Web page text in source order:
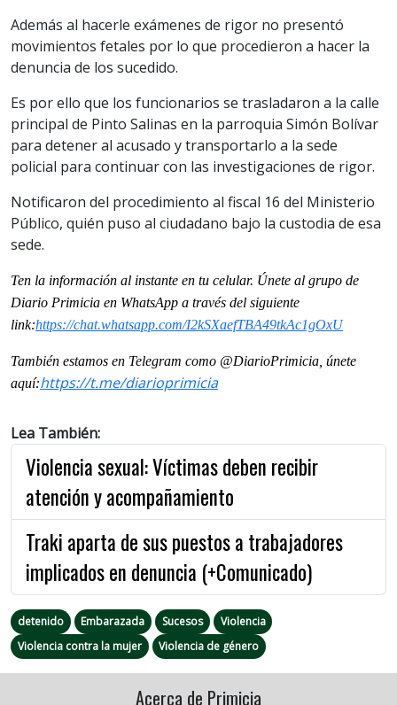
Además al hacerle exámenes de rigor no presentó
movimientos fetales por lo que procedieron a hacer la
denuncia de los sucedido.
Es por ello que los funcionarios se trasladaron a la calle
principal de Pinto Salinas en la parroquia Simón Bolívar
para detener al acusado y transportarlo a la sede
policial para continuar con las investigaciones de rigor.
Notificaron del procedimiento al fiscal 16 del Ministerio
Público, quién puso al ciudadano bajo la custodia de esa
sede.
Ten la información al instante en tu celular. Únete al grupo de
Diario Primicia en WhatsApp a través del siguiente
link:https://chat.whatsapp.com/I2kSXaefTBA49tkAc1gOxU
También estamos en Telegram como @DiarioPrimicia, únete
aquí:https://t.me/diarioprimicia
Lea También:
Violencia sexual: Víctimas deben recibir
atención y acompañamiento
Traki aparta de sus puestos a trabajadores
implicados en denuncia (+Comunicado)
detenido Embarazada Sucesos
Violencia
Violencia contra la mujer
Violencia de género
Acerca de Primicia